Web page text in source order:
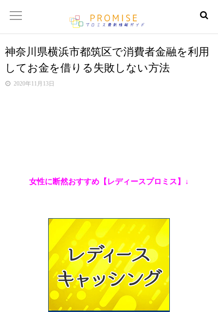
返済金額シュミレーター
【サイトマップ】
神奈川県横浜市都筑区で消費者金融を利用
してお金を借りる失敗しない方法
2020年11月13日
女性に断然おすすめ【レディースプロミス】↓